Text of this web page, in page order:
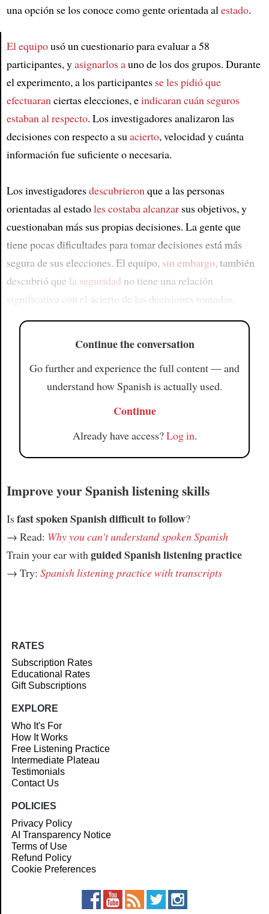
Article
una opción se los conoce como gente orientada al estado.
El equipousó un cuestionario para evaluar a 58
participantes, yasignarlos auno de los dos grupos. Durante
el experimento, a los participantes se les pidió que
efectuaran ciertas elecciones, eindicaran cuán seguros
estaban al respecto. Los investigadores analizaron las
decisiones con respecto a su acierto, velocidad y cuánta
información fue suficiente o necesaria.
Los investigadoresdescubrieron que a las personas
orientadas al estadoles costaba alcanzarsus objetivos, y
cuestionaban más sus propias decisiones. La gente que
tiene pocas dificultades para tomar decisiones está más
segura de sus elecciones. El equipo, sin embargo, también
descubrió que la seguridad no tiene una relación
significativa con el acierto de las decisiones tomadas.
Continue the conversation
Go further and experience the full content — and
understand how Spanish is actually used.
Continue
Already have access?Log in.
Improve your Spanish listening skills
Isfast spoken Spanish difficult to follow?
→ Read: Why you can't understand spoken Spanish
Train your ear withguided Spanish listening practice
→ Try: Spanish listening practice with transcripts
RATES
Subscription Rates
Educational Rates
Gift Subscriptions
EXPLORE
Who It's For
How It Works
Free Listening Practice
Intermediate Plateau
Testimonials
Contact Us
POLICIES
Privacy Policy
AI Transparency Notice
Terms of Use
Refund Policy
Cookie Preferences